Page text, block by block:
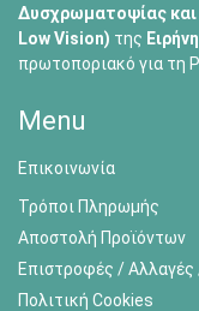
Δυσχρωματοψίας και
Low Vision) της
πρωτοποριακό για τη
Menu
Επικοινωνία
Τρόποι Πληρωμής
Αποστολή Προϊόντων
Επιστροφές /
Πολιτική Cookies